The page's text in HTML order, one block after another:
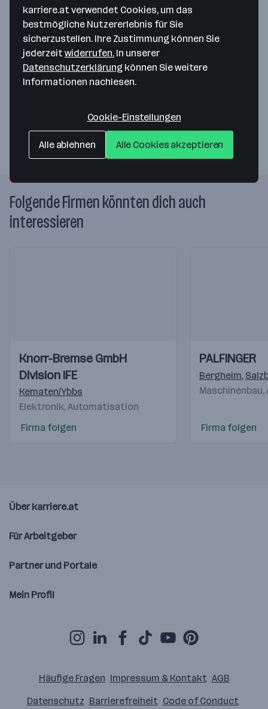
Map data ©2026 Google
K&W Drive Systems WALLISCH Getriebe und
Motoren Vertriebs-GesmbH
Forchheimergasse 32
1230 Wien— Route berechnen
Folgende Firmen könnten dich auch
interessieren
Videos
Einblicke
Einblicke
Knorr-Bremse GmbH
Division IFE
Kematen/Ybbs
Elektronik, Automatisation
Firma folgen
Videos
Einblicke
Einblicke
PALFINGER
Bergheim,
Maschinenbau,
Firma folgen
Über karriere.at
Für Arbeitgeber
Partner und Portale
Mein Profil
Häufige Fragen Impressum & Kontakt AGB
Datenschutz Barrierefreiheit Code of Conduct
karriere.at verwendet Cookies, um das
bestmögliche Nutzererlebnis für Sie
sicherzustellen. Ihre Zustimmung können Sie
jederzeit widerrufen. In unserer
Datenschutzerklärung können Sie weitere
Informationen nachlesen.
Cookie-Einstellungen
Alle ablehnen Alle Cookies akzeptieren